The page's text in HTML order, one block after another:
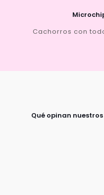
Cachorros con
Qué opinan nuestros